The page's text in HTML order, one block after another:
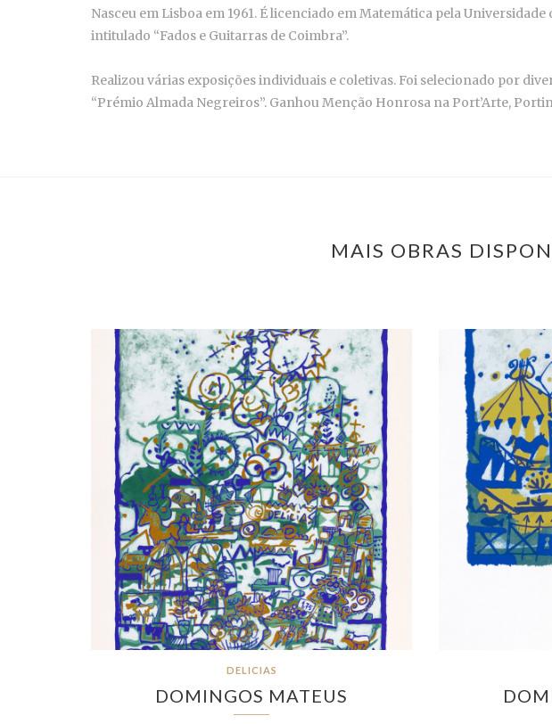
Nasceu em Lisboa em 1961. É licenciado em Matemática pela
intitulado “Fados e Guitarras de Coimbra”.
Realizou várias exposições individuais e coletivas. Foi selecionado por
“Prémio Almada Negreiros”. Ganhou Menção Honrosa na Port’Arte,
MAIS OBRAS
DELICIAS
DOMINGOS MATEUS